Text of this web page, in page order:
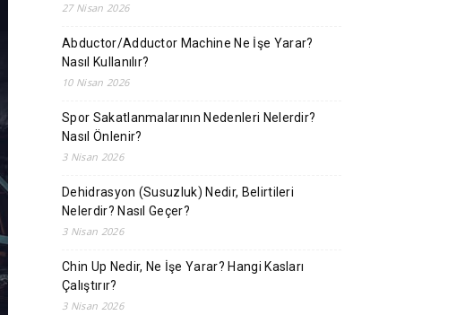
27 Nisan 2026
Abductor/Adductor Machine Ne İşe Yarar?
Nasıl Kullanılır?
10 Nisan 2026
Spor Sakatlanmalarının Nedenleri Nelerdir?
Nasıl Önlenir?
3 Nisan 2026
Dehidrasyon (Susuzluk) Nedir, Belirtileri
Nelerdir? Nasıl Geçer?
3 Nisan 2026
Chin Up Nedir, Ne İşe Yarar? Hangi Kasları
Çalıştırır?
3 Nisan 2026